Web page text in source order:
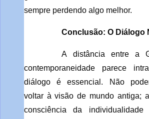
sempre perdendo algo melhor.
Conclusão: O Diálogo
A distância entre a
contemporaneidade parece
diálogo é essencial. Não
voltar à visão de mundo antiga;
consciência da